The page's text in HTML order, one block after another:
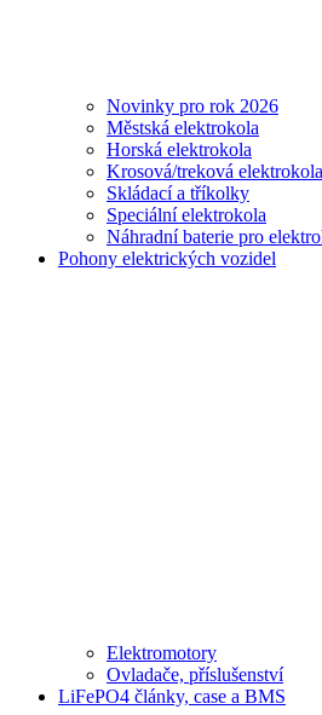
Novinky pro rok 2026
Městská elektrokola
Horská elektrokola
Krosová/treková elektrokola
Skládací a tříkolky
Speciální elektrokola
Náhradní baterie pro
Pohony elektrických vozidel
Elektromotory
Ovladače, příslušenství
LiFePO4 články, case a BMS